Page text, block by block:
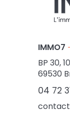
IMMO7
BP 30,
69530
04 72